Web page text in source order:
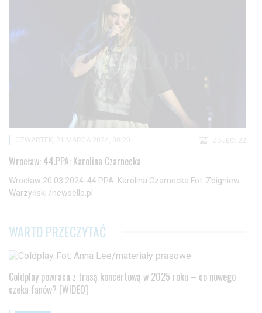
ZDJĘĆ: 22
CZWARTEK, 21 MARCA 2024, 00:20
Wrocław: 44.PPA: Karolina Czarnecka
Wrocław 20.03.2024: 44.PPA: Karolina Czarnecka Fot: Zbigniew
Warzyński /newsello.pl
WARTO PRZECZYTAĆ
Coldplay powraca z trasą koncertową w 2025 roku – co nowego
czeka fanów? [WIDEO]